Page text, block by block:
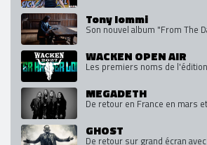
Tony Iommi
Son nouvel album "From The
WACKEN OPEN AIR
Les premiers noms de
MEGADETH
De retour en France en mars
GHOST
De retour sur grand écran